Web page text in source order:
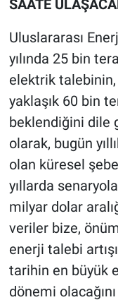
SAATE
Uluslararası
yılında 25 bin
elektrik talebinin,
yaklaşık 60 bin
beklendiğini dile
olarak, bugün
olan küresel
yıllarda
milyar dolar
veriler bize,
enerji talebi
tarihin en büyük
dönemi